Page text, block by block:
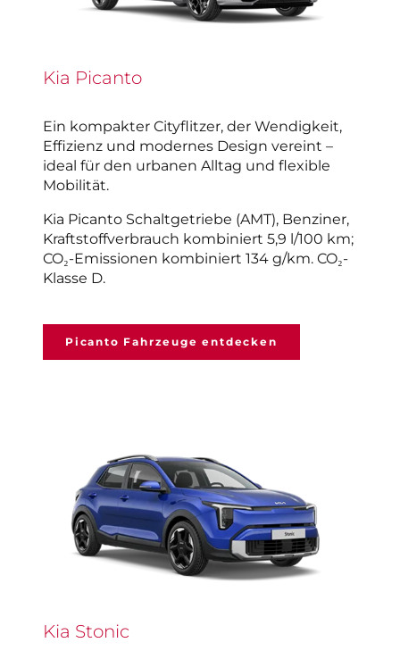
Kia Picanto
Ein kompakter Cityflitzer, der Wendigkeit,
Effizienz und modernes Design vereint –
ideal für den urbanen Alltag und flexible
Mobilität.
Kia Picanto Schaltgetriebe (AMT), Benziner,
Kraftstoffverbrauch kombiniert 5,9 l/100 km;
CO₂-Emissionen kombiniert 134 g/km. CO₂-
Klasse D.
Picanto Fahrzeuge entdecken
Kia Stonic